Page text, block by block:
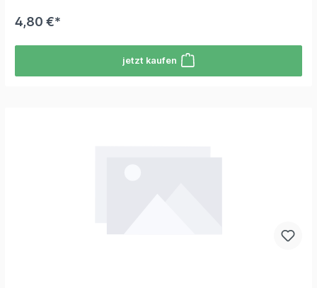
4,80 €*
jetzt kaufen